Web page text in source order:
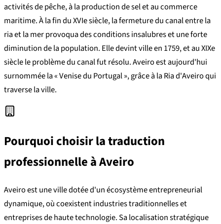
activités de pêche, à la production de sel et au commerce
maritime. À la fin du XVIe siècle, la fermeture du canal entre la
ria et la mer provoqua des conditions insalubres et une forte
diminution de la population. Elle devint ville en 1759, et au XIXe
siècle le problème du canal fut résolu. Aveiro est aujourd'hui
surnommée la « Venise du Portugal », grâce à la Ria d'Aveiro qui
traverse la ville.
Pourquoi choisir la traduction
professionnelle à Aveiro
Aveiro est une ville dotée d'un écosystème entrepreneurial
dynamique, où coexistent industries traditionnelles et
entreprises de haute technologie. Sa localisation stratégique